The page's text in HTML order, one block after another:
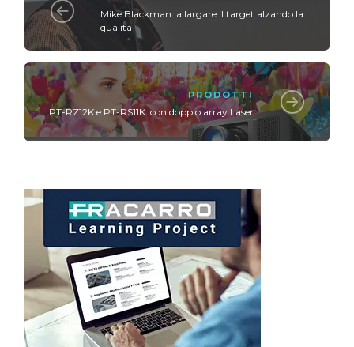
Mike Blackman: allargare il target alzando la
qualità
PRODOTTI
PT-RZ12K e PT-RS11K: con doppio array Laser